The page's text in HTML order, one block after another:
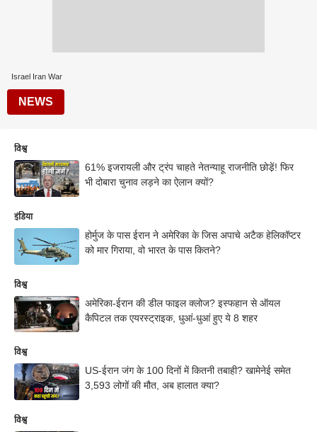
Israel Iran War
NEWS
विश्व
61% इजरायली और ट्रंप चाहते नेतन्याहू राजनीति छोडे़ं! फिर
भी दोबारा चुनाव लड़ने का ऐलान क्यों?
इंडिया
होर्मुज के पास ईरान ने अमेरिका के जिस अपाचे अटैक हेलिकॉप्टर
को मार गिराया, वो भारत के पास कितने?
विश्व
अमेरिका-ईरान की डील फाइल क्लोज? इस्फहान से ऑयल
कैपिटल तक एयरस्ट्राइक, धुआं-धुआं हुए ये 8 शहर
विश्व
US-ईरान जंग के 100 दिनों में कितनी तबाही? खामेनेई समेत
3,593 लोगों की मौत, अब हालात क्या?
विश्व